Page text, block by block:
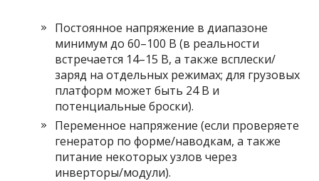
Постоянное напряжение в диапазоне
минимум до 60–100 В (в реальности
встречается 14–15 В, а также всплески/
заряд на отдельных режимах; для грузовых
платформ может быть 24 В и
потенциальные броски).
Переменное напряжение (если проверяете
генератор по форме/наводкам, а также
питание некоторых узлов через
инверторы/модули).